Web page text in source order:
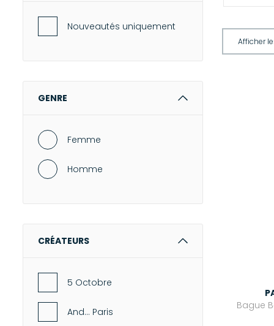
Nouveautés uniquement
GENRE
Femme
Homme
CRÉATEURS
5 Octobre
And... Paris
Bague